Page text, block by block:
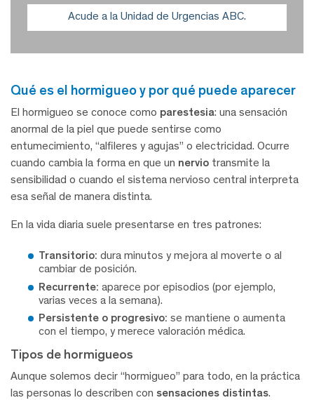
Acude a la Unidad de Urgencias ABC.
qué es el hormigueo y por qué puede aparecer
El hormigueo se conoce como parestesia: una sensación
anormal de la piel que puede sentirse como
entumecimiento, “alfileres y agujas” o electricidad. Ocurre
cuando cambia la forma en que un nervio transmite la
sensibilidad o cuando el sistema nervioso central interpreta
esa señal de manera distinta.
En la vida diaria suele presentarse en tres patrones:
Transitorio: dura minutos y mejora al moverte o al
cambiar de posición.
Recurrente: aparece por episodios (por ejemplo,
varias veces a la semana).
Persistente o progresivo: se mantiene o aumenta
con el tiempo, y merece valoración médica.
Tipos de hormigueos
Aunque solemos decir “hormigueo” para todo, en la práctica
las personas lo describen con sensaciones distintas.